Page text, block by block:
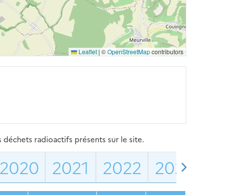
Leaflet | ©OpenStreetMapcontributors
déchets radioactifs présents sur le site.
2020 2021 2022 2023